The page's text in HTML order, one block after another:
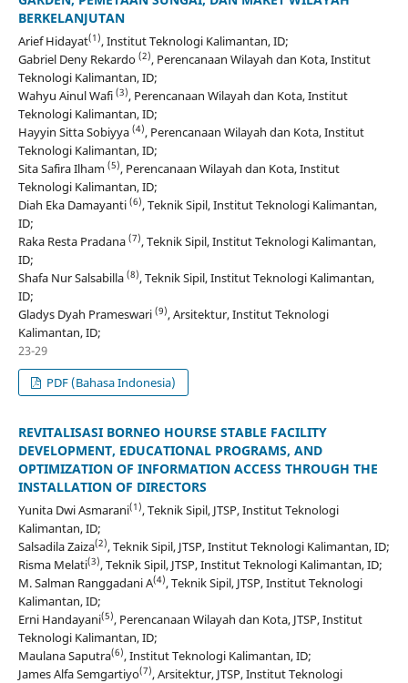
BERKELANJUTAN
Arief Hidayat(1), Institut Teknologi Kalimantan, ID;
Gabriel Deny Rekardo (2), Perencanaan Wilayah dan Kota, Institut
Teknologi Kalimantan, ID;
Wahyu Ainul Wafi (3), Perencanaan Wilayah dan Kota, Institut
Teknologi Kalimantan, ID;
Hayyin Sitta Sobiyya (4), Perencanaan Wilayah dan Kota, Institut
Teknologi Kalimantan, ID;
Sita Safira Ilham (5), Perencanaan Wilayah dan Kota, Institut
Teknologi Kalimantan, ID;
Diah Eka Damayanti (6), Teknik Sipil, Institut Teknologi Kalimantan,
ID;
Raka Resta Pradana (7), Teknik Sipil, Institut Teknologi Kalimantan,
ID;
Shafa Nur Salsabilla (8), Teknik Sipil, Institut Teknologi Kalimantan,
ID;
Gladys Dyah Prameswari (9), Arsitektur, Institut Teknologi
Kalimantan, ID;
23-29
PDF (Bahasa Indonesia)
REVITALISASI BORNEO HOURSE STABLE FACILITY
DEVELOPMENT, EDUCATIONAL PROGRAMS, AND
OPTIMIZATION OF INFORMATION ACCESS THROUGH THE
INSTALLATION OF DIRECTORS
Yunita Dwi Asmarani(1), Teknik Sipil, JTSP, Institut Teknologi
Kalimantan, ID;
Salsadila Zaiza(2), Teknik Sipil, JTSP, Institut Teknologi Kalimantan, ID;
Risma Melati(3), Teknik Sipil, JTSP, Institut Teknologi Kalimantan, ID;
M. Salman Ranggadani A(4), Teknik Sipil, JTSP, Institut Teknologi
Kalimantan, ID;
Erni Handayani(5), Perencanaan Wilayah dan Kota, JTSP, Institut
Teknologi Kalimantan, ID;
Maulana Saputra(6), Institut Teknologi Kalimantan, ID;
James Alfa Semgartiyo(7), Arsitektur, JTSP, Institut Teknologi